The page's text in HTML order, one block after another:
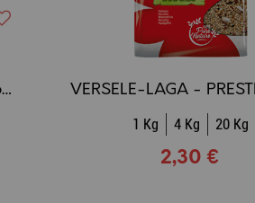
ZOLUX - Graines de Tournesol Strié
1 Kg 4 Kg 20 Kg
2,30 €